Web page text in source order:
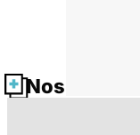
Nos fiches